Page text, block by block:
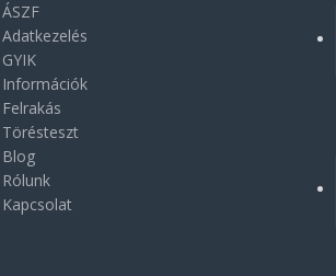
ÁSZF
Adatkezelés
GYIK
Információk
Felrakás
Törésteszt
Blog
Rólunk
Kapcsolat